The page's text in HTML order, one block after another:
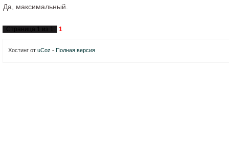
Да, максимальный.
Страница 1 из 1 1
Хостинг от uCoz - Полная версия